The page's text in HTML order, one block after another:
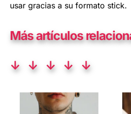
usar gracias a su formato stick.
Más artículos
↓ ↓ ↓ ↓ ↓